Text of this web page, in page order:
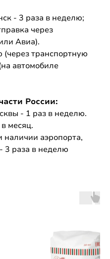
- 3 раза в неделю;
через
Авиа).
(через транспортную
автомобиле
России:
- 1 раз в неделю.
месяц.
наличии аэропорта,
3 раза в неделю